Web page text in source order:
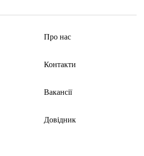
Про нас
Контакти
Вакансії
Довідник